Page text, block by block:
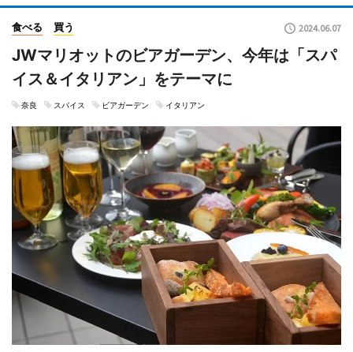
食べる 買う 2024.06.07
JWマリオットのビアガーデン、今年は「スパ
イス＆イタリアン」をテーマに
奈良 スパイス ビアガーデン イタリアン